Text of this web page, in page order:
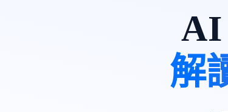
AI
解